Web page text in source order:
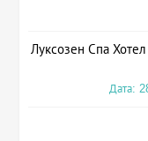
Луксозен Спа
Дата: